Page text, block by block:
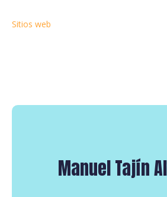
Sitios web
Manuel Tajín